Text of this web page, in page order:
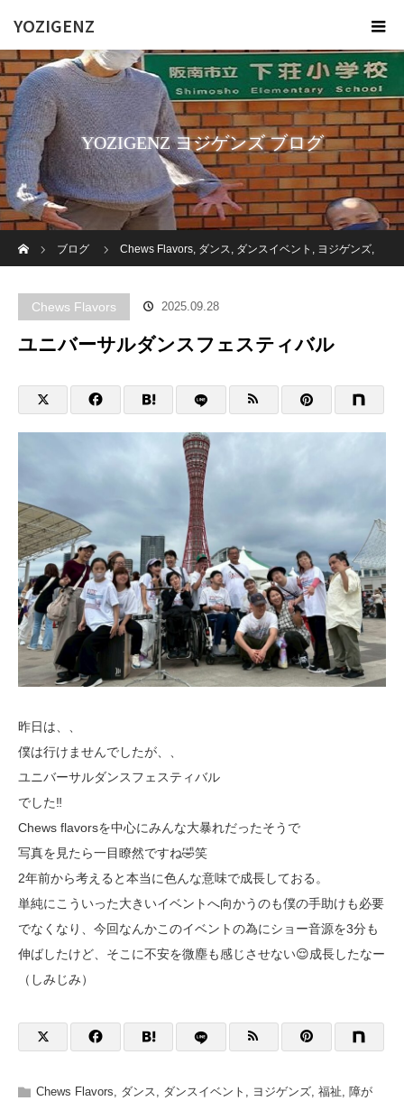
YOZIGENZ
YOZIGENZ ヨジゲンズ ブログ
ブログ
Chews Flavors, ダンス, ダンスイベント , ヨジゲンズ,
Chews Flavors 2025.09.28
ユニバーサルダンスフェスティバル
昨日は、、
僕は行けませんでしたが、、
ユニバーサルダンスフェスティバル
でした‼️
Chews flavorsを中心にみんな大暴れだったそうで
写真を見たら一目瞭然ですね🤣笑
2年前から考えると本当に色んな意味で成長しておる。
単純にこういった大きいイベントへ向かうのも僕の手助けも必要
でなくなり、今回なんかこのイベントの為にショー音源を3分も
伸ばしたけど、そこに不安を微塵も感じさせない😌成長したなー
（しみじみ）
Chews Flavors ダンス ダンスイベント ヨジゲンズ 福祉 障が